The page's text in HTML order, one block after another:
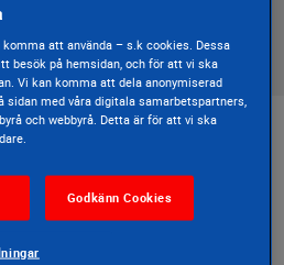
att använda – s.k cookies. Dessa
besök på hemsidan, och för att vi ska
Vi kan komma att dela anonymiserad
med våra digitala samarbetspartners,
och webbyrå. Detta är för att vi ska
Godkänn Cookies